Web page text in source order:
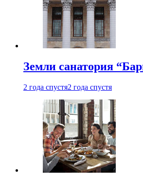
Земли санатория
2 года спустя2 года спустя